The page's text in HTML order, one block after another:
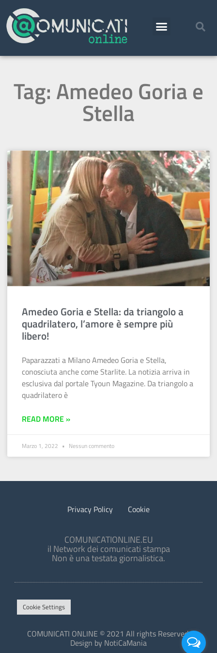
Tag: Amedeo Goria e
Stella
Amedeo Goria e Stella: da triangolo a
quadrilatero, l’amore è sempre più
libero!
Paparazzati a Milano Amedeo Goria e Stella,
conosciuta anche come Starlite. La notizia arriva in
esclusiva dal portale Tyoun Magazine. Da triangolo a
quadrilatero è
READ MORE »
Marzo 1, 2022 Nessun commento
Privacy Policy Cookie
COMUNICATIONLINE.EU
il Network dei comunicati stampa
Non è una testata giornalistica.
Cookie Settings
COMUNICATI ONLINE © 2021 All rights Reserved.
Design by NotiCaMania